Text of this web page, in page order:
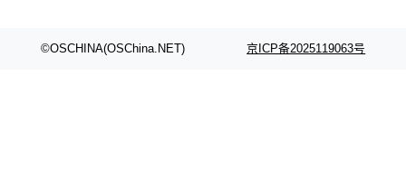
©OSCHINA(OSChina.NET) 京ICP备2025119063号